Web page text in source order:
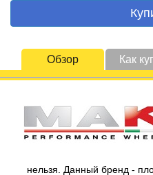
Обзор Как
нельзя. Данный бренд -